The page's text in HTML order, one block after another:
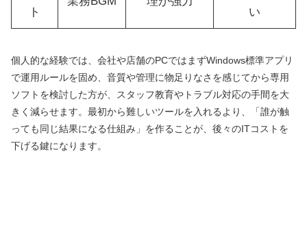
ト
い
個人的な経験では、会社や店舗のPCではまずWindows標準アプリ
で運用ルールを固め、音質や管理に物足りなさを感じてから専用
ソフトを検討した方が、スタッフ教育やトラブル対応の手間を大
きく減らせます。最初から難しいツールを入れるより、「誰が触
っても同じ結果になる仕組み」を作ることが、後々のITコストを
下げる鍵になります。